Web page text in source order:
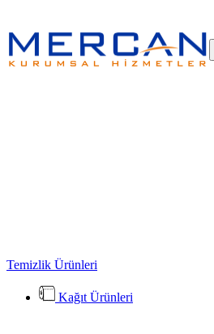
Temizlik Ürünleri
Kağıt Ürünleri